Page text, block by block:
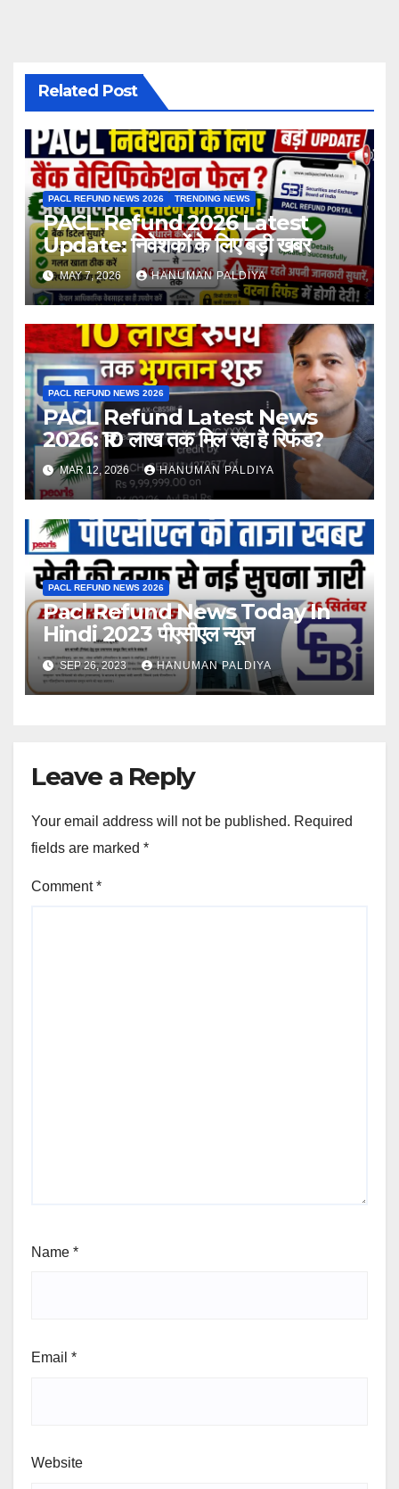
Related Post
PACL REFUND NEWS 2026 TRENDING NEWS
PACL Refund 2026 Latest
Update: निवेशकों के लिए बड़ी खबर
MAY 7, 2026 HANUMAN PALDIYA
PACL REFUND NEWS 2026
PACL Refund Latest News
2026: ₹10 लाख तक मिल रहा है रिफंड?
MAR 12, 2026 HANUMAN PALDIYA
PACL REFUND NEWS 2026
Pacl Refund News Today In
Hindi 2023 पीएसीएल न्यूज
SEP 26, 2023 HANUMAN PALDIYA
Leave a Reply
Your email address will not be published. Required
fields are marked *
Comment*
Name *
Email *
Website